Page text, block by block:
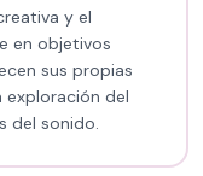
y el
en objetivos
sus propias
exploración del
del sonido.